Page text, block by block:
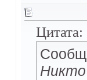
Цитата: